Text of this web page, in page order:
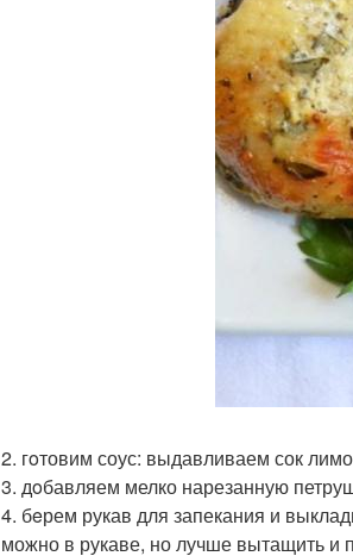
2. гoтовим соус: выдавливаем сок
3. дoбавляем мелко нарезанную
4. бeрем рукав для запекания и
можно в рукаве, но лучше вытащить и